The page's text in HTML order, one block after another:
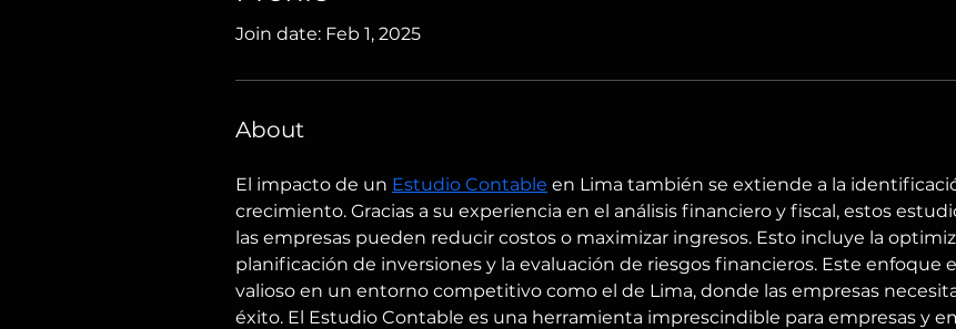
Join date: Feb 1, 2025
About
El impacto de un Estudio Contable en Lima también se extiende a la
crecimiento. Gracias a su experiencia en el análisis financiero y fiscal, estos
las empresas pueden reducir costos o maximizar ingresos. Esto incluye la
planificación de inversiones y la evaluación de riesgos financieros. Este enfoque
valioso en un entorno competitivo como el de Lima, donde las empresas
éxito. El Estudio Contable es una herramienta imprescindible para empresas y